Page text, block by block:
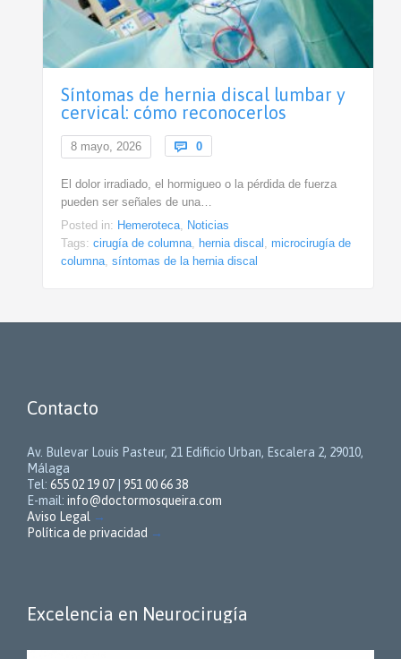
Síntomas de hernia discal lumbar y
cervical: cómo reconocerlos
8 mayo, 2026  0Comments
El dolor irradiado, el hormigueo o la pérdida de fuerza
pueden ser señales de una…
Posted in: Hemeroteca, Noticias
Tags: cirugía de columna, hernia discal , microcirugía de
columna, síntomas de la hernia discal
Contacto
Av. Bulevar Louis Pasteur, 21 Edificio Urban, Escalera 2, 29010,
Málaga
Tel: 655 02 19 07
951 00 66 38
E-mail: info@doctormosqueira.com
Aviso Legal →
Política de privacidad →
Excelencia en Neurocirugía